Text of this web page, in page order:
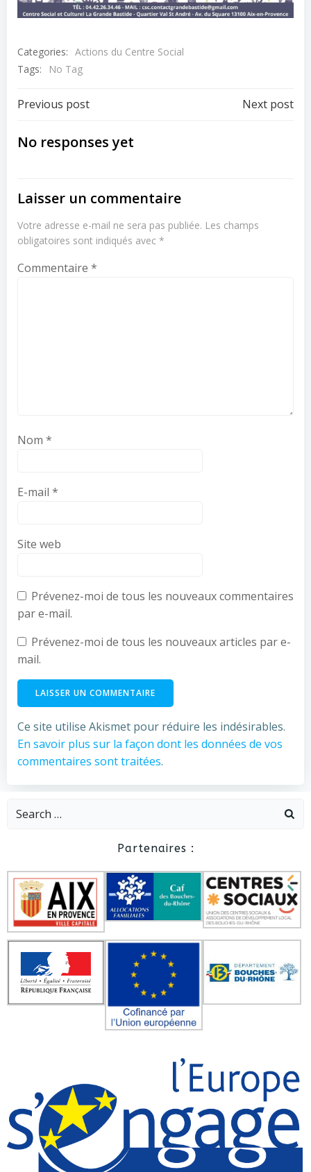
Categories: Actions du Centre Social
Tags:
No Tag
Post
navigation
Previous post Next post
No responses yet
Laisser un commentaire
Votre adresse e-mail ne sera pas publiée. Les champs
obligatoires sont indiqués avec *
Commentaire *
Nom *
E-mail *
Site web
Prévenez-moi de tous les nouveaux commentaires
par e-mail.
Prévenez-moi de tous les nouveaux articles par e-
mail.
Ce site utilise Akismet pour réduire les indésirables.
En savoir plus sur la façon dont les données de vos
commentaires sont traitées.
Search
Partenaires :